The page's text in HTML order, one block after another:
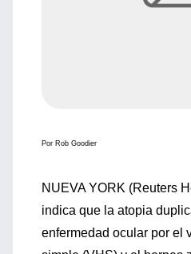
Por Rob Goodier
NUEVA YORK (Reuters
indica que la atopia
enfermedad ocular por el